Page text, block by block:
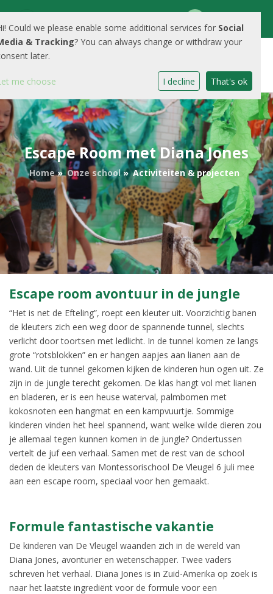
E-mailadres
Escape Room met Diana Jones
Home» Onze school» Activiteiten & projecten
Escape room avontuur in de jungle
“Het is net de Efteling”, roept een kleuter uit. Voorzichtig banen
de kleuters zich een weg door de spannende tunnel, slechts
verlicht door toortsen met ledlicht. In de tunnel komen ze langs
grote “rotsblokken” en er hangen aapjes aan lianen aan de
wand. Uit de tunnel gekomen kijken de kinderen hun ogen uit. Ze
zijn in de jungle terecht gekomen. De klas hangt vol met lianen
en bladeren, er is een heuse waterval, palmbomen met
kokosnoten een hangmat en een kampvuurtje. Sommige
kinderen vinden het heel spannend, want welke wilde dieren zou
je allemaal tegen kunnen komen in de jungle? Ondertussen
vertelt de juf een verhaal. Samen met de rest van de school
deden de kleuters van Montessorischool De Vleugel 6 juli mee
aan een escape room, speciaal voor hen gemaakt.
Formule fantastische vakantie
De kinderen van De Vleugel waanden zich in de wereld van
Diana Jones, avonturier en wetenschapper. Twee vaders
schreven het verhaal. Diana Jones is in Zuid-Amerika op zoek is
naar het laatste ingrediënt voor de formule voor een
Could we please enable some additional services for Social
& Tracking? You can always change or withdraw your
later.
me choose I decline That's ok